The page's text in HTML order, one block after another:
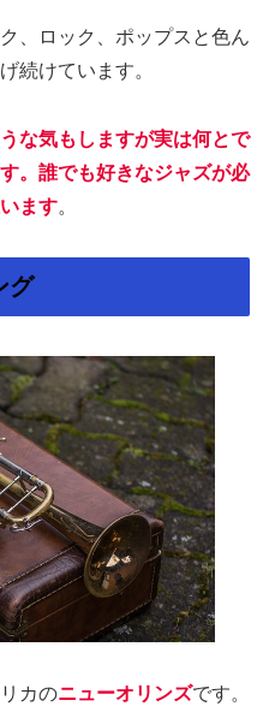
、ロック、ポップスと色ん
続けています。
な気もしますが実は何とで
。誰でも好きなジャズが必
ます。
グ
カのニューオリンズです。